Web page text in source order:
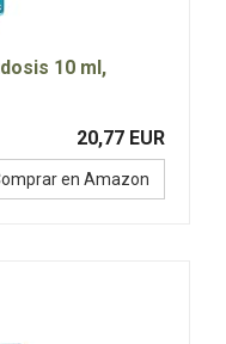
10 ml,
20,77 EUR
en Amazon